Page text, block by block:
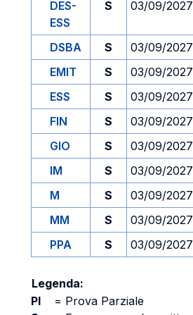
DES-
ESS
S 03/09/2027
DSBA S 03/09/2027
EMIT
S 03/09/2027
ESS
S 03/09/2027
FIN
S 03/09/2027
GIO
S 03/09/2027
IM
S 03/09/2027
M
S 03/09/2027
MM
S 03/09/2027
PPA
S 03/09/2027
Legenda:
PI
= Prova Parziale